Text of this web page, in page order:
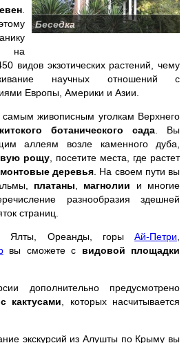
+ Херсонес
+ 35-ая батарея
+ Новый Свет
- парк львов
в Массандре
Фиолент
Йори
Беседка
на
видов экзотических растений, чему
научных отношений с
Европы, Америки и Азии.
самым живописным уголкам Верхнего
ботанического сада. Вы
аллеям возле каменного дуба,
рощу , посетите места, где растет
деревья . На своем пути вы
платаны магнолии и многие
разнообразия здешней
страниц.
Ялты, Ореанды, горыАй-Петри
вы сможете с видовой площадки
дополнительно предусмотрено
кактусами , которых насчитывается
экскурсий из Алушты по Крыму вы